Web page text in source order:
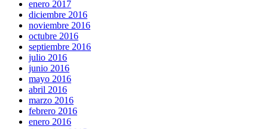
enero 2017
diciembre 2016
noviembre 2016
octubre 2016
septiembre 2016
julio 2016
junio 2016
mayo 2016
abril 2016
marzo 2016
febrero 2016
enero 2016